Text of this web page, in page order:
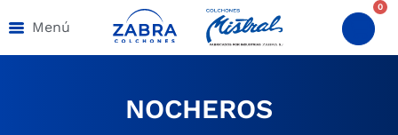
Menú
0
NOCHEROS